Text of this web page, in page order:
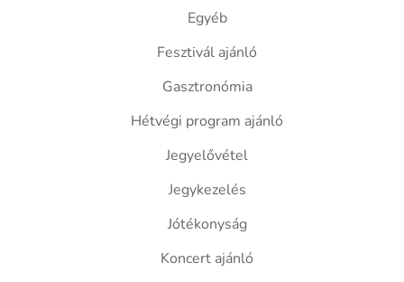
Egyéb
Fesztivál ajánló
Gasztronómia
Hétvégi program ajánló
Jegyelővétel
Jegykezelés
Jótékonyság
Koncert ajánló